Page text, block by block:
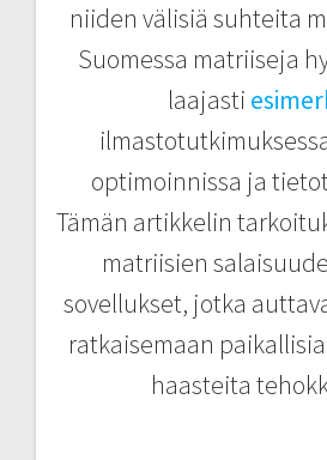
niiden välisiä suhteita
Suomessa matriiseja
laajasti
optimoinnissa ja
Tämän artikkelin
matriisien
sovellukset, jotka
ratkaisemaan
haasteita